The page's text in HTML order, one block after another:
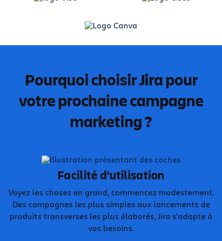
Pourquoi choisir Jira pour
votre prochaine campagne
marketing ?
Facilité d'utilisation
Voyez les choses en grand, commencez modestement.
Des campagnes les plus simples aux lancements de
produits transverses les plus élaborés, Jira s'adapte à
vos besoins.